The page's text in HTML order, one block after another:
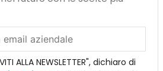
ALLA NEWSLETTER", dichiaro di